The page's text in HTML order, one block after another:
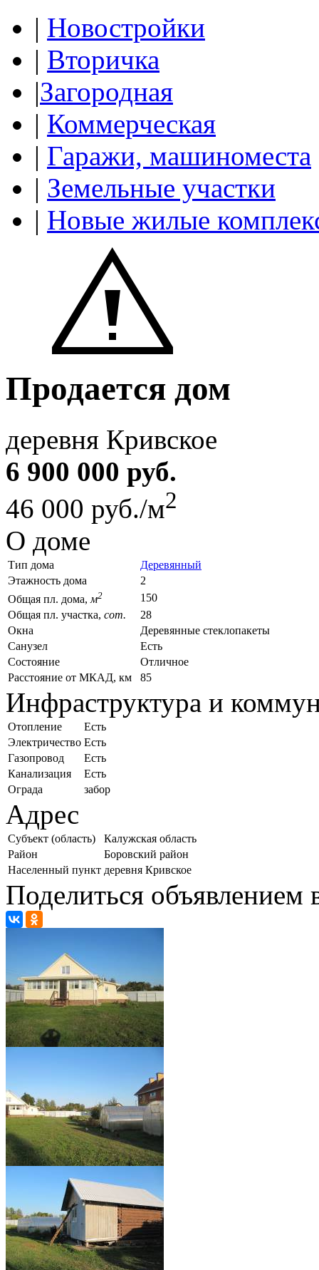
| Новостройки
| Вторичка
|Загородная
| Коммерческая
| Гаражи, машиноместа
| Земельные участки
| Новые жилые
Продается дом
деревня Кривское
6 900 000 руб.
46 000 руб./м2
О доме
Тип дома
Деревянный
Этажность дома
2
Общая пл. дома, м2
150
Общая пл. участка, сот.
28
Окна
Деревянные стеклопакеты
Санузел
Есть
Состояние
Отличное
Расстояние от МКАД, км
85
Инфраструктура и
Отопление
Есть
Электричество Есть
Газопровод
Есть
Канализация
Есть
Ограда
забор
Адрес
Субъект (область)
Калужская область
Район
Боровский район
Населенный пункт деревня Кривское
Поделиться объявлением